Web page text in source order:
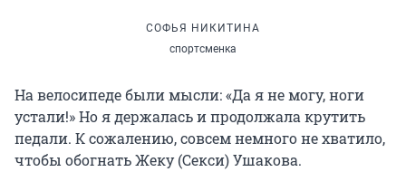
СОФЬЯ НИКИТИНА
спортсменка
На велосипеде были мысли: «Да я не могу, ноги
устали!» Но я держалась и продолжала крутить
педали. К сожалению, совсем немного не хватило,
чтобы обогнать Жеку (Секси) Ушакова.